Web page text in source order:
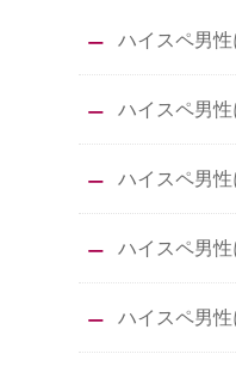
ハイスペ男
ハイスペ男
ハイスペ男
ハイスペ男
ハイスペ男